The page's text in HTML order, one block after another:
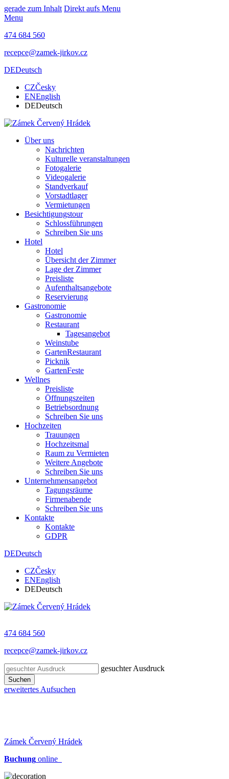
gerade zum Inhalt Direkt aufs Menu
Menu
474 684 560
recepce@zamek-jirkov.cz
DEDeutsch
CZČesky
ENEnglish
DEDeutsch
Über uns
Nachrichten
Kulturelle veranstaltungen
Fotogalerie
Videogalerie
Standverkauf
Vorstadtlager
Vermietungen
Besichtigungstour
Schlossführungen
Schreiben Sie uns
Hotel
Hotel
Übersicht der Zimmer
Lage der Zimmer
Preisliste
Aufenthaltsangebote
Reservierung
Gastronomie
Gastronomie
Restaurant
Tagesangebot
Weinstube
GartenRestaurant
Picknik
GartenFeste
Wellnes
Preisliste
Öffnungszeiten
Betriebsordnung
Schreiben Sie uns
Hochzeiten
Trauungen
Hochzeitsmal
Raum zu Vermieten
Weitere Angebote
Schreiben Sie uns
Unternehmensangebot
Tagungsräume
Firmenabende
Schreiben Sie uns
Kontakte
Kontakte
GDPR
DEDeutsch
CZČesky
ENEnglish
DEDeutsch
474 684 560
recepce@zamek-jirkov.cz
gesuchter Ausdruck
Suchen
erweitertes Aufsuchen
Zámek Červený Hrádek
Buchung online